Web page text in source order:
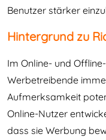
Benutzer stärker
Hintergrund zu
Im Online- und
Werbetreibende
Aufmerksamkeit
Online-Nutzer
dass sie Werbung